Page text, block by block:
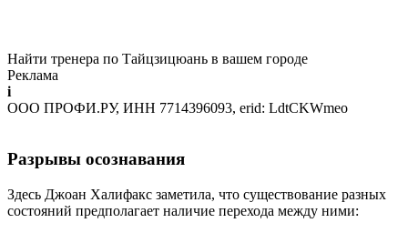
Найти тренера по Тайцзицюань в вашем городе
Реклама
i
ООО ПРОФИ.РУ, ИНН 7714396093, erid: LdtCKWmeo
Разрывы осознавания
Здесь Джоан Халифакс заметила, что существование разных
состояний предполагает наличие перехода между ними: